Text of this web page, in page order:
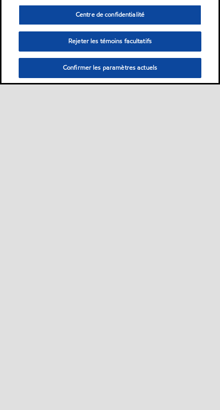
Centre de confidentialité
Rejeter les témoins facultatifs
Confirmer les paramètres actuels